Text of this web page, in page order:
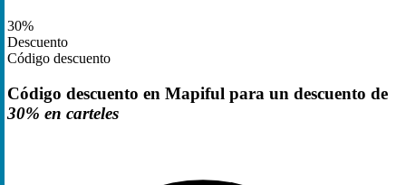
30%
Descuento
Código descuento
Código descuento en Mapiful para un descuento de
30% en carteles